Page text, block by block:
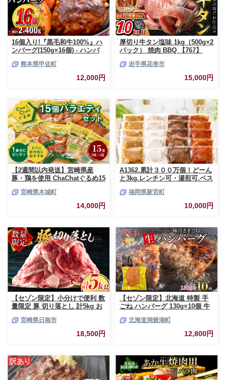
16個入り!『黒毛和牛100%』ハ
ンバーグ(150g×16個) - ハンバ
個包装 小分け 人気 牛肉100%
黒毛和牛 冷凍 国産 おすすめ ラ
ンキング 和牛 お取り寄せ 焼く
産牛 総菜 甲佐町【価格改定】X
熊本県甲佐町
12,000円
厚切り牛タン塩味 1kg（500g×2
パック） 焼肉 BBQ 【767】
岩手県花巻市
15,000円
【2週間以内発送】宮崎県産
豚・鶏を使用 ChaChatぐるめ15
_K16_0040_4
宮崎県木城町
14,000円
A1362.累計３００万個！どーん
と3kg.レンチン可・湯煎可.ベス
【150g×20個】【訳あり】【北
海道・沖縄・離島へ配送不可】
福岡県新宮町
10,000円
【セゾン限定】小分けで便利 数
量限定 豚 切り落とし 計5kg お
空パック 個包装 万能食材 おす
すめ おかず 食品 炒め物 お弁当
豚丼 豚しゃぶ しゃぶしゃぶ 焼
贈答 プレゼント おすそ分け 宮
崎県 日南市 送料無料_CCV2-26
宮崎県日南市
18,500円
【セゾン限定】北海道 特製 手
ごね ハンバーグ 130g×10個 牛
肉屋 手作り 小分け ジューシー
おかず 本格的 簡単 調理 グルメ
お取り寄せ お肉屋 たどころ 送
北海道洞爺湖町
12,800円